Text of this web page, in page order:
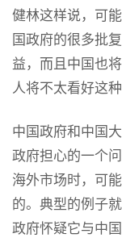
健林这样说，可
国政府的很多批
益，而且中国也
人将不太看好这种
中国政府和中国
政府担心的一个
海外市场时，可
的。典型的例子
政府怀疑它与中